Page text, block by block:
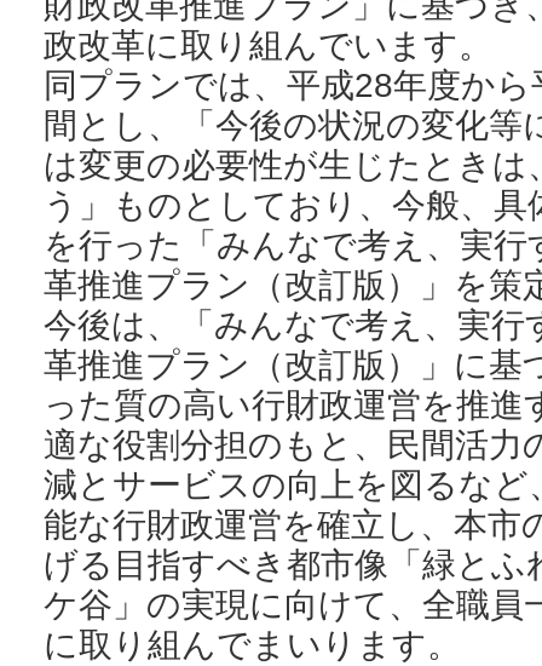
政改革に取り組んでいます。
同プランでは、平成28年度か
間とし、「今後の状況の変化等
は変更の必要性が生じたとき
う」ものとしており、今般、
を行った「みんなで考え、実
革推進プラン（改訂版）」を策
今後は、「みんなで考え、実
革推進プラン（改訂版）」に基
った質の高い行財政運営を推
適な役割分担のもと、民間活
減とサービスの向上を図るな
能な行財政運営を確立し、本市
げる目指すべき都市像「緑と
ケ谷」の実現に向けて、全職員
に取り組んでまいります。